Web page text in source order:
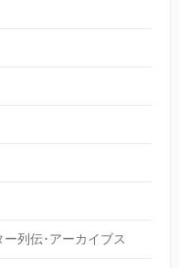
列伝･アーカイブス